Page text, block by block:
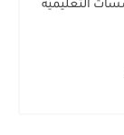
التعليمية